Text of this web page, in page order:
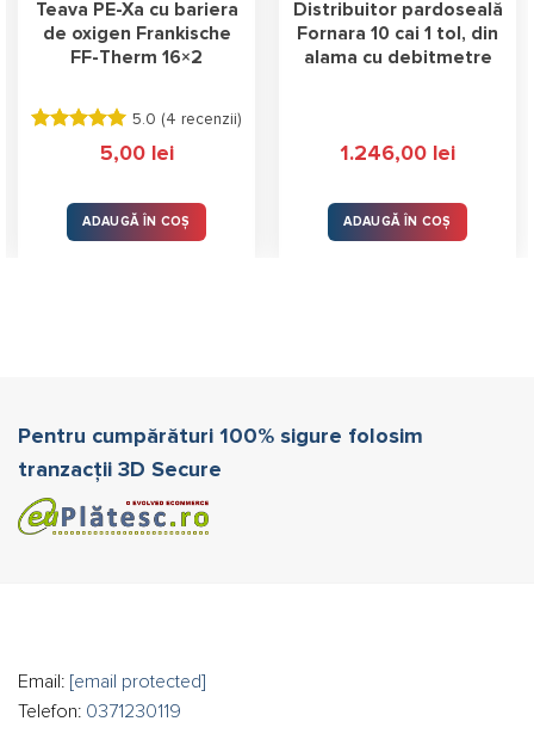
Teava PE-Xa cu bariera
de oxigen Frankische
FF-Therm 16×2
Evaluat la
stele
5.0 (4 recenzii)
5,00 lei
ADAUGĂ ÎN COȘ
Distribuitor pardoseală
Fornara 10 cai 1 tol, din
alama cu debitmetre
1.246,00 lei
ADAUGĂ ÎN COȘ
Pentru cumpărături 100% sigure folosim
tranzacții 3D Secure
Email: [email protected]
Telefon: 0371230119